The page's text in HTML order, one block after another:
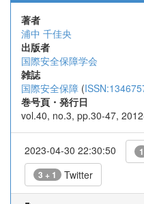
著者
浦中 千佳央
出版者
国際安全保障学会
雑誌
国際安全保障 (
巻号頁・発行日
vol.40, no.3, pp.30-47,
2023-04-30 22:30:50 1
3 + 1 Twitter